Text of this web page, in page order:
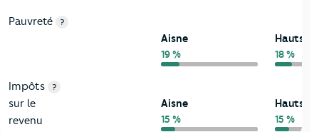
Pauvreté ?
Aisne
19 %
Hauts-
18 %
Impôts
sur le
revenu
?
Aisne
15 %
Hauts-
15 %